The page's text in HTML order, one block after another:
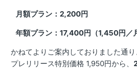
月額プラン：2,200円
年額プラン：17,400円（1,450円／
かねてよりご案内しておりました通り
プレリリース特別価格 1,950円から、